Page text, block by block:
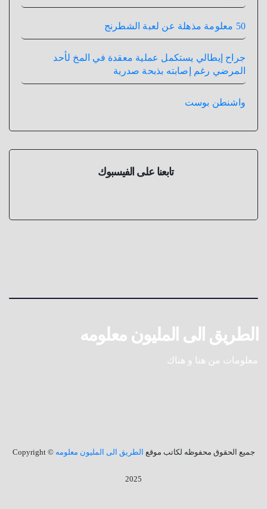
50 معلومة مذهلة عن لعبة الشطرنج
جراح إيطالي يستكمل عملية معقدة في المخ لأحد
المرضي رغم إصابته بذبحة صدرية
واشنطن بوست
تابعنا على الفيسبوك
الطريق الى المليون معلومه
معلومات من هنا و هناك
جميع الحقوق محفوظه لكاتب موقع الطريق الى المليون معلومه © Copyright
2025